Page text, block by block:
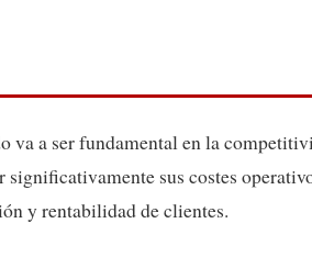
va a ser fundamental en la
significativamente sus costes
y rentabilidad de clientes.